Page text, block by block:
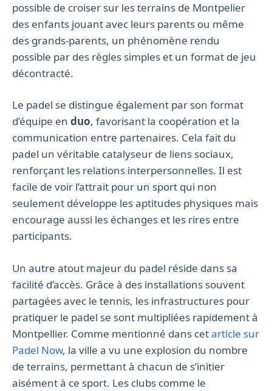
possible de croiser sur les terrains de Montpelier
des enfants jouant avec leurs parents ou même
des grands-parents, un phénomène rendu
possible par des règles simples et un format de jeu
décontracté.
Le padel se distingue également par son format
d’équipe en duo, favorisant la coopération et la
communication entre partenaires. Cela fait du
padel un véritable catalyseur de liens sociaux,
renforçant les relations interpersonnelles. Il est
facile de voir l’attrait pour un sport qui non
seulement développe les aptitudes physiques mais
encourage aussi les échanges et les rires entre
participants.
Un autre atout majeur du padel réside dans sa
facilité d’accès. Grâce à des installations souvent
partagées avec le tennis, les infrastructures pour
pratiquer le padel se sont multipliées rapidement à
Montpellier. Comme mentionné dans cetarticle sur
Padel Now, la ville a vu une explosion du nombre
de terrains, permettant à chacun de s’initier
aisément à ce sport. Les clubs comme le